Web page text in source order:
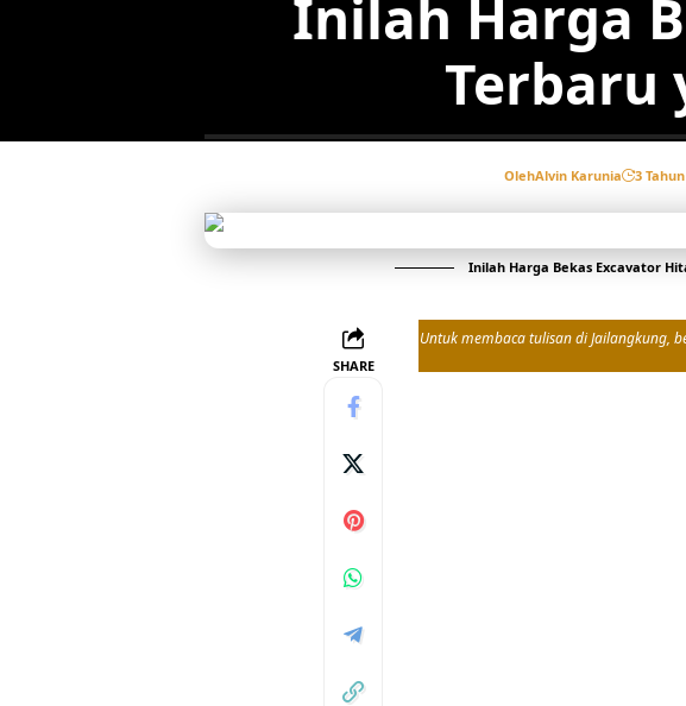
Inilah Harga
Terbaru
OlehAlvin Karunia 3
Inilah Harga Bekas Excavator
SHARE
Untuk membaca tulisan di Jailangkung,